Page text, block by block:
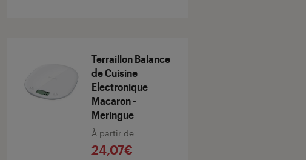
Terraillon Balance
de Cuisine
Electronique
Macaron -
Meringue
À partir de
24,07€